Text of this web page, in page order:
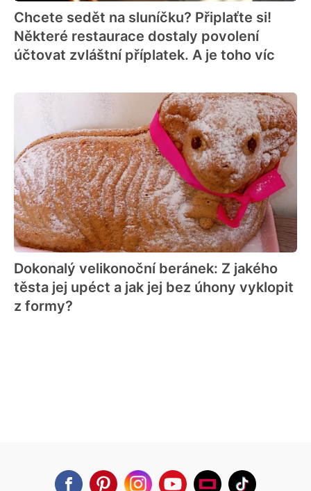
Chcete sedět na sluníčku? Připlaťte si!
Některé restaurace dostaly povolení
účtovat zvláštní příplatek. A je toho víc
Dokonalý velikonoční beránek: Z jakého
těsta jej upéct a jak jej bez úhony vyklopit
z formy?